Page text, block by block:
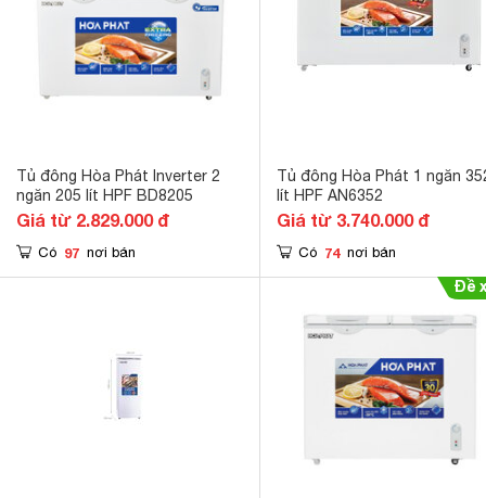
Tủ đông Hòa Phát Inverter 2
ngăn 205 lít HPF BD8205
Giá từ 2.829.000 đ
Có 97 nơi bán
Tủ đông Hòa Phát 1 ngăn
lít HPF AN6352
Giá từ 3.740.000 đ
Có 74 nơi bán